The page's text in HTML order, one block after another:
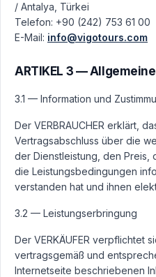
/ Antalya, Türkei
Telefon: +90 (242) 753 61 00
E-Mail: info@vigotours.com
ARTIKEL 3 —
3.1 — Information und
Der VERBRAUCHER erklärt,
Vertragsabschluss über die
der Dienstleistung, den Preis,
die Leistungsbedingungen
verstanden hat und ihnen
3.2 — Leistungserbringung
Der VERKÄUFER verpflichtet
vertragsgemäß und
Internetseite beschriebenen